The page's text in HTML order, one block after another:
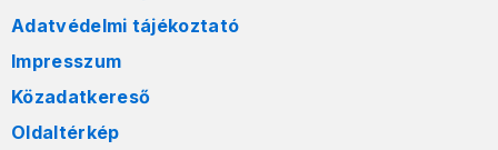
Adatvédelmi tájékoztató
Impresszum
Közadatkereső
Oldaltérkép